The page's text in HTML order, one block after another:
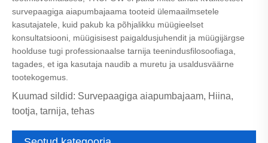
survepaagiga aiapumbajaama tooteid ülemaailmsetele
kasutajatele, kuid pakub ka põhjalikku müügieelset
konsultatsiooni, müügisisest paigaldusjuhendit ja müügijärgse
hoolduse tugi professionaalse tarnija teenindusfilosoofiaga,
tagades, et iga kasutaja naudib a muretu ja usaldusväärne
tootekogemus.
Kuumad sildid: Survepaagiga aiapumbajaam, Hiina,
tootja, tarnija, tehas